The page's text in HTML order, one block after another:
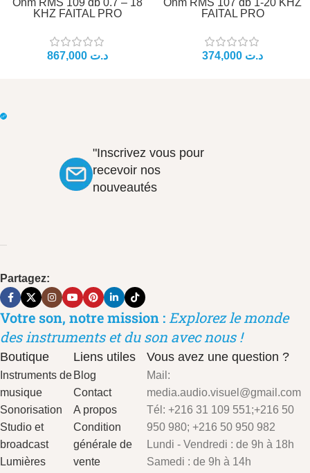
Ohm RMS 109 db 0.7 – 18
KHZ FAITAL PRO
د.ت
Ohm RMS 107 db 1-20 KHZ
FAITAL PRO
د.ت
"Inscrivez vous pour
recevoir nos
nouveautés
Partagez:
Votre son, notre mission : Explorez le monde
des instruments et du son avec nous !
Boutique
Instruments de
musique
Sonorisation
Studio et
broadcast
Lumières
Liens utiles
Blog
Contact
A propos
Condition
générale de
vente
Vous avez une question ?
Mail:
media.audio.visuel@gmail.com
Tél: +216 31 109 551;+216 50
950 980; +216 50 950 982
Lundi - Vendredi : de 9h à 18h
Samedi : de 9h à 14h